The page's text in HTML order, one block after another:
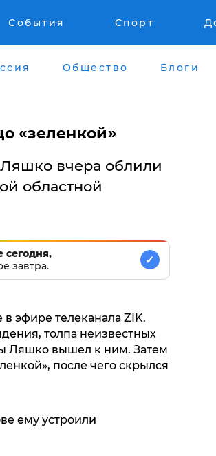
События Спорт
Общество Блоги
«зеленкой»
вчера облили
областной
сегодня,
завтра.
✓
эфире телеканала ZIK.
толпа неизвестных
Ляшко вышел к ним. Затем
после чего скрылся
ему устроили